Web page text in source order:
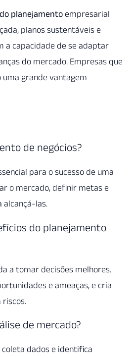
planejamento empresarial
planos sustentáveis e
a capacidade de se adaptar
do mercado. Empresas que
grande vantagem
de negócios?
para o sucesso de uma
o mercado, definir metas e
las.
do planejamento
a tomar decisões melhores.
e ameaças, e cria
de mercado?
dados e identifica